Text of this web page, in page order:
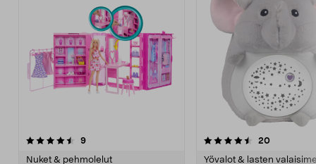
9arvostelut
Nuket & pehmolelut
4.5 viidestä
20arvostelut
Yövalot & lasten
4.5 viidestä